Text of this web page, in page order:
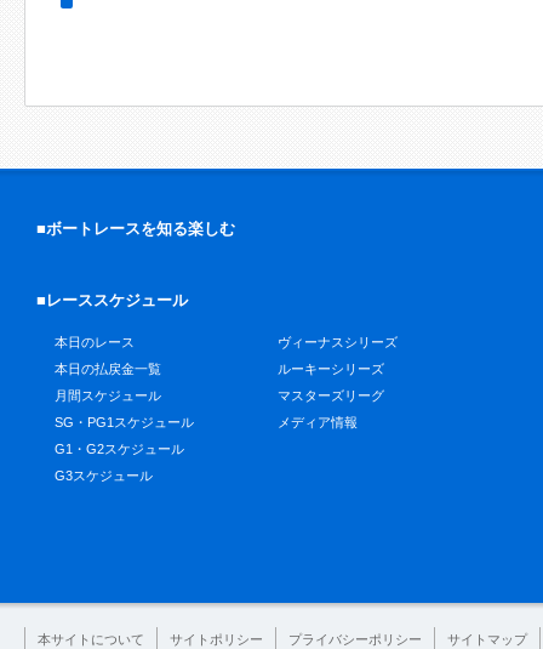
■ボートレースを知る楽しむ
■レーススケジュール
本日のレース
本日の払戻金一覧
月間スケジュール
SG・PG1スケジュール
G1・G2スケジュール
G3スケジュール
ヴィーナスシリーズ
ルーキーシリーズ
マスターズリーグ
メディア情報
本サイトについて サイトポリシー プライバシーポリシー サイトマップ